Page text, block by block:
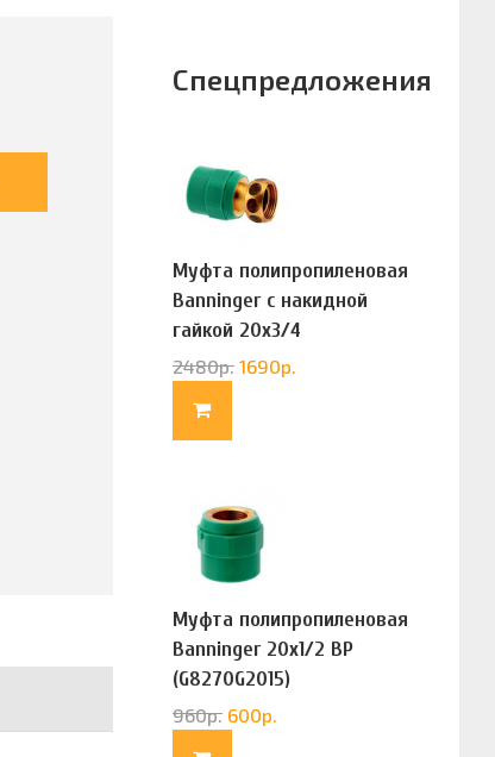
Спецпредложения
Муфта полипропиленовая
Banninger с накидной
гайкой 20х3/4
(G83322020)
2480р. 1690р.
Муфта полипропиленовая
Banninger 20х1/2 ВР
(G8270G2015)
960р. 600р.